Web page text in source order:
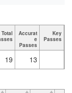
Total
Accurat
e
Passes
Key
Passes
19 13